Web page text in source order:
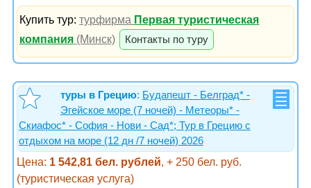
Купить тур:турфирма Первая туристическая
компания (Минск) Контакты по туру
туры в Грецию: Будапешт - Белград* -
Эгейское море (7 ночей) - Метеоры* -
Скиафос* - София - Нови - Сад*; Тур в Грецию с
отдыхом на море (12 дн /7 ночей) 2026
Цена: 1 542,81 бел. рублей, + 250 бел. руб.
(туристическая услуга)